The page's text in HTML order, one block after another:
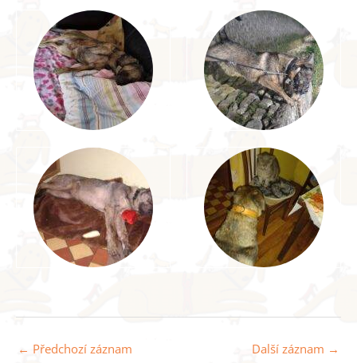
← Předchozí záznam Další záznam →